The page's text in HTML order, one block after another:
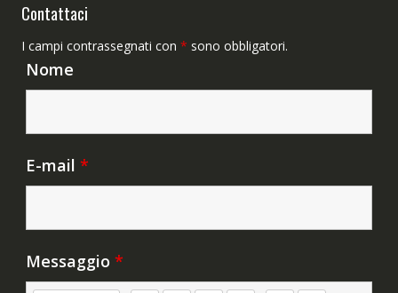
Contattaci
I campi contrassegnati con * sono obbligatori.
Nome
E-mail *
Messaggio *